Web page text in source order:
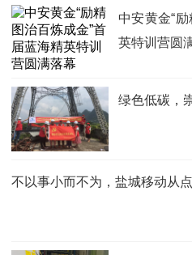
中安黄金“
英特训营圆
绿色低碳，
不以事小而不为，盐城移动从